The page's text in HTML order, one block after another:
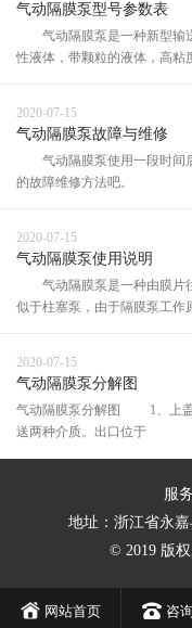
气动隔膜泵型号参数表
气动隔膜泵是一种新型输
性液体，带颗粒的液体，高粘
2020-07-15
气动隔膜泵故障与维修
气动隔膜泵使用一段时间
的故障维修方法吧。
2020-07-15
气动隔膜泵使用说明
气动隔膜泵是一种由膜片
似于柱塞泵，由于隔膜泵工作
2020-07-15
气动隔膜泵分解图
气动隔膜泵分解图 1、上
送两种介质。出口位于
服
地址：浙江省永
© 2019 版
网站首页 咨